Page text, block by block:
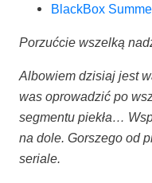
Black­Box
Porzuć­cie wszel­ką
Albo­wiem dzi­siaj jest
was opro­wa­dzić po
seg­men­tu pie­kła…
na dole. Gor­sze­go od
seriale.